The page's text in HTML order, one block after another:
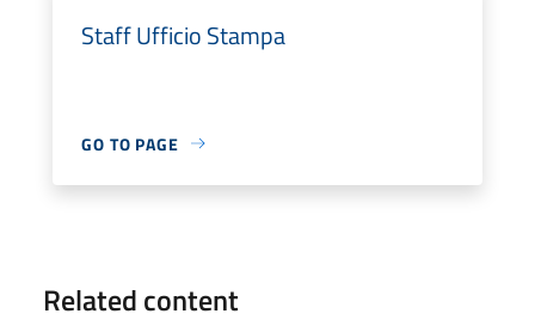
Staff Ufficio Stampa
GO TO PAGE
Related content